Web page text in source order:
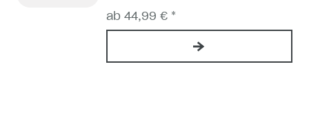
ab 44,99 € *